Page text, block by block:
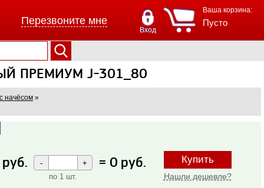
Перезвоните мне
Ваша корзина:
Пусто
Вход
ПРЕМИУМ J-301_80
начёсом »
руб.
по 1 шт.
= 0 руб. Купить
Нашли дешевле?